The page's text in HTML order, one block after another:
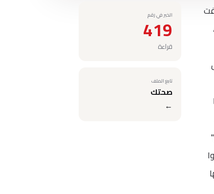
الخبر في رقم
419
قراءة
تابع الملف
صحتك
←